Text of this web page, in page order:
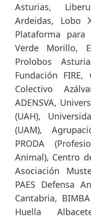
Asturias,
Ardeidas, Lobo
Plataforma
Verde Morillo,
Prolobos
Fundación
Colectivo
ADENSVA,
(UAH),
(UAM),
PRODA
Animal), Centro
Asociación
PAES Defensa
Cantabria,
Huella